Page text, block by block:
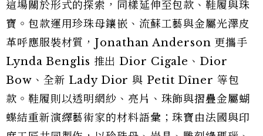
正參與服裝創作的一部分。